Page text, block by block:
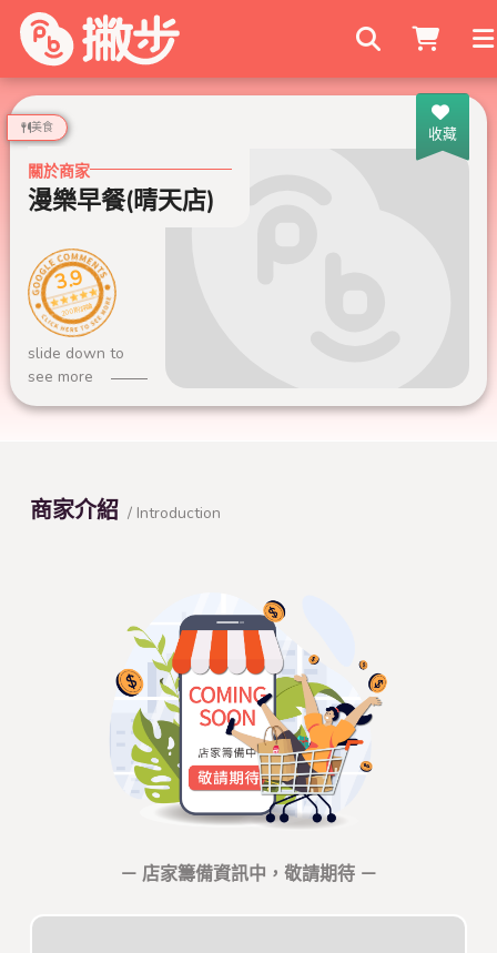
搜尋商家
收藏
美食
關於商家
漫樂早餐(晴天店)
3.9
200 則評論
slide down to
see more
商家介紹 / Introduction
－ 店家籌備資訊中，敬請期待 －